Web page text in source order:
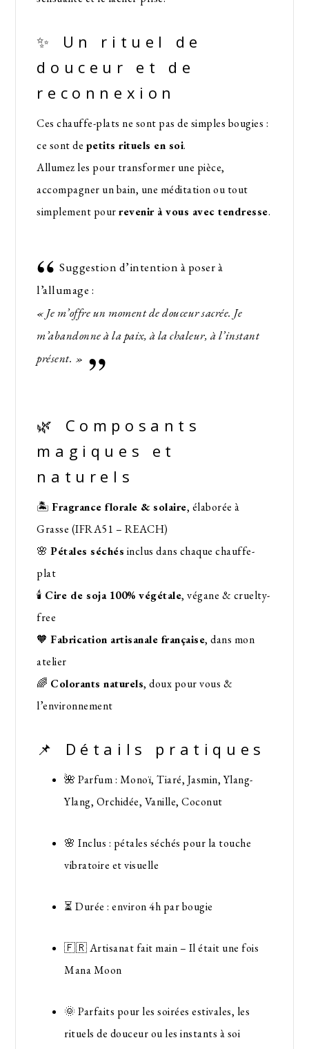
✨ Un rituel de
douceur et de
reconnexion
Ces chauffe-plats ne sont pas de simples bougies :
ce sont de petits rituels en soi.
Allumez les pour transformer une pièce,
accompagner un bain, une méditation ou tout
simplement pourrevenir à vous avec tendresse.
Suggestion d’intention à poser à
l’allumage :
« Je m’offre un moment de douceur sacrée. Je
m’abandonne à la paix, à la chaleur, à l’instant
présent. »
🌿 Composants
magiques et
naturels
🏝️Fragrance florale & solaire, élaborée à
Grasse (IFRA51 – REACH)
🌸Pétales séchés inclus dans chaque chauffe-
plat
🕯️ Cire de soja 100% végétale, végane & cruelty-
free
🧡Fabrication artisanale française, dans mon
atelier
🌈 Colorants naturels, doux pour vous &
l’environnement
📌 Détails pratiques
🌺 Parfum : Monoï, Tiaré, Jasmin, Ylang-
Ylang, Orchidée, Vanille, Coconut
🌸 Inclus : pétales séchés pour la touche
vibratoire et visuelle
⏳ Durée : environ 4h par bougie
🇫🇷 Artisanat fait main – Il était une fois
Mana Moon
🌞 Parfaits pour les soirées estivales, les
rituels de douceur ou les instants à soi